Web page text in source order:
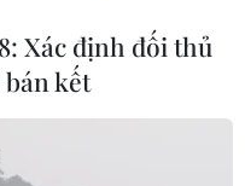
đề án phát
phố để giảm
động, hạn chế
(TTXVN/Vietnam+)
Xác định đối thủ
kết